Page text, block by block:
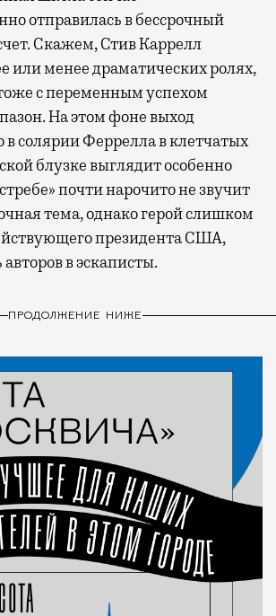
отправилась в бессрочный
Скажем, Стив Каррелл
или менее драматических ролях,
с переменным успехом
На этом фоне выход
солярии Феррелла в клетчатых
блузке выглядит особенно
почти нарочито не звучит
тема, однако герой слишком
президента США,
в эскаписты.
ПРОДОЛЖЕНИЕ НИЖЕ